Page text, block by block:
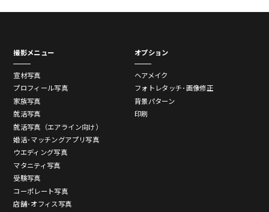
撮影メニュー
宣材写真
プロフィール写真
家族写真
就活写真
就活写真（エアライン向け）
婚活･マッチングアプリ写真
ウエディング写真
マタニティ写真
受験写真
コーポレート写真
店舗･オフィス写真
オプション
ヘアメイク
フォトレタッチ･画像修正
背景パターン
印刷